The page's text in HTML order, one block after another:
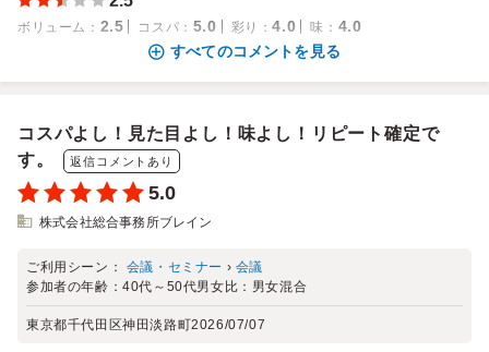
ボリューム ： 2.5 コスパ ： 5.0 彩り ：4.0 味 ： 4.0
すべてのコメントを見る
コスパよし！見た目よし！味よし！リピート確定で
す。
返信コメントあり
5.0
株式会社総合事務所ブレイン
ご利用シーン： 会議・セミナー › 会議
参加者の年齢：40代～50代男女比： 男女混合
東京都千代田区神田淡路町2026/07/07